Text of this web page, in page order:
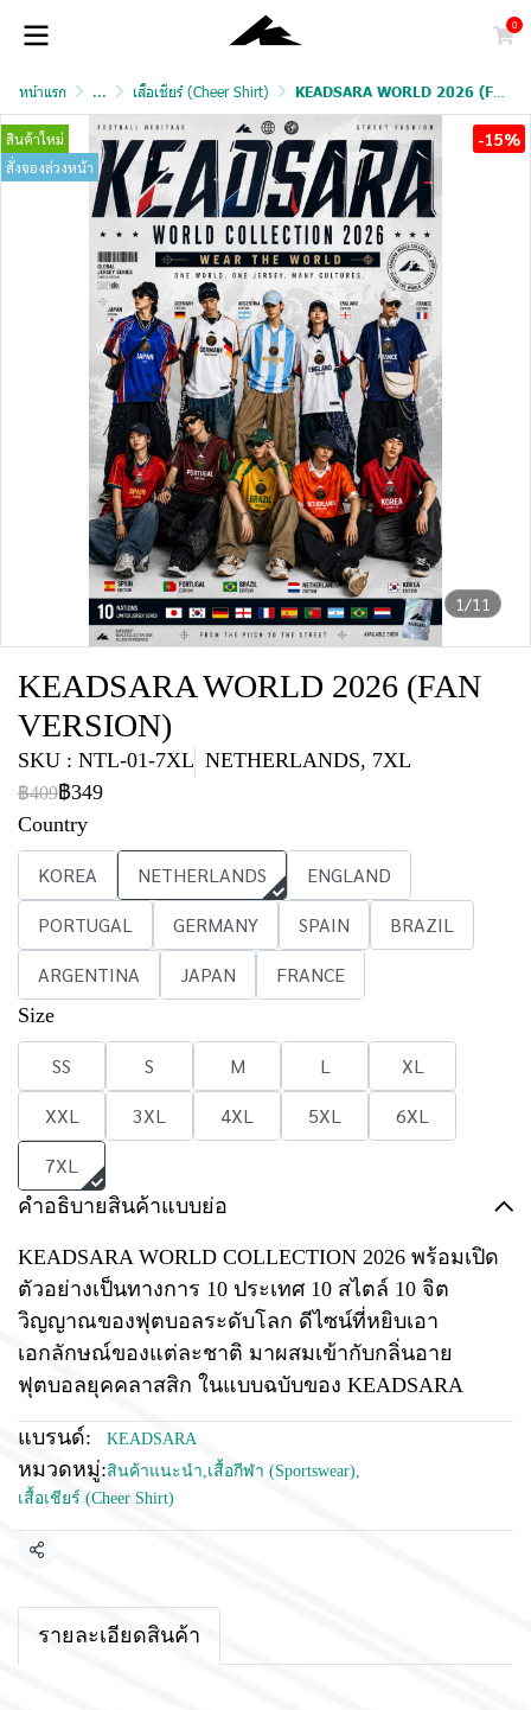
0
หน้าแรก ... เสื้อเชียร์ (Cheer Shirt) KEADSARA WORLD 2026 (FAN VERSION)
1/11
สินค้าใหม่
สั่งจองล่วงหน้า
-15%
KEADSARA WORLD 2026 (FAN
VERSION)
SKU : NTL-01-7XL NETHERLANDS, 7XL
฿409฿349
Country
KOREA NETHERLANDS
ENGLAND
PORTUGAL
GERMANY SPAIN
BRAZIL
ARGENTINA
JAPAN FRANCE
Size
SS S M L
XL
XXL
3XL 4XL 5XL
6XL
7XL
คำอธิบายสินค้าแบบย่อ
KEADSARA WORLD COLLECTION 2026 พร้อมเปิด
ตัวอย่างเป็นทางการ 10 ประเทศ 10 สไตล์ 10 จิต
วิญญาณของฟุตบอลระดับโลก ดีไซน์ที่หยิบเอา
เอกลักษณ์ของแต่ละชาติ มาผสมเข้ากับกลิ่นอาย
ฟุตบอลยุคคลาสสิก ในแบบฉบับของ KEADSARA
แบรนด์: KEADSARA
หมวดหมู่:สินค้าแนะนำ,เสื้อกีฬา (Sportswear),
เสื้อเชียร์ (Cheer Shirt)
แชร์
รายละเอียดสินค้า